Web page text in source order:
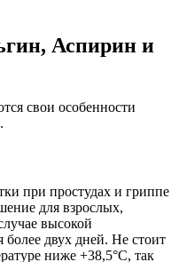
Аспирин и
свои особенности
при простудах и гриппе
для взрослых,
высокой
более двух дней. Не стоит
ниже +38,5°С, так